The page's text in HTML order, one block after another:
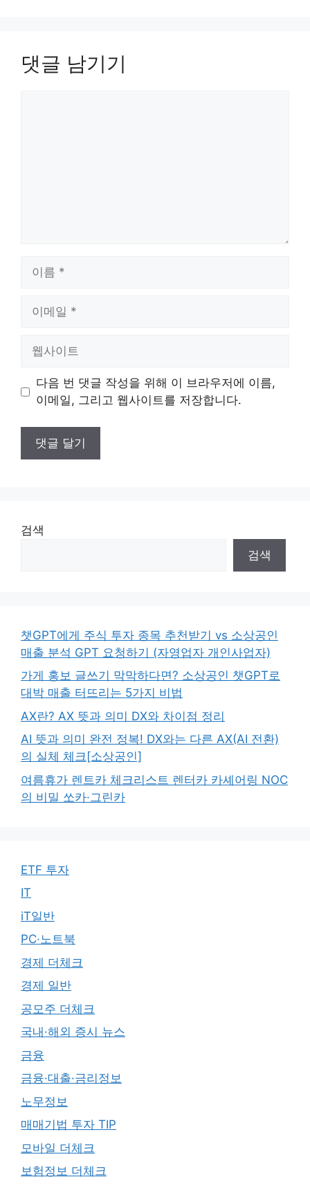
댓글 남기기
트
다음 번 댓글 작성을 위해 이 브라우저에 이름,
이메일, 그리고 웹사이트를 저장합니다.
검색
검색
챗GPT에게 주식 투자 종목 추천받기 vs 소상공인
매출 분석 GPT 요청하기 (자영업자 개인사업자)
가게 홍보 글쓰기 막막하다면? 소상공인 챗GPT로
대박 매출 터뜨리는 5가지 비법
AX란? AX 뜻과 의미 DX와 차이점 정리
AI 뜻과 의미 완전 정복! DX와는 다른 AX(AI 전환)
의 실체 체크[소상공인]
여름휴가 렌트카 체크리스트 렌터카 카셰어링 NOC
의 비밀 쏘카·그린카
ETF 투자
IT
iT일반
PC·노트북
경제 더체크
경제 일반
공모주 더체크
국내·해외 증시 뉴스
금융
금융·대출·금리정보
노무정보
매매기법 투자 TIP
모바일 더체크
보험정보 더체크